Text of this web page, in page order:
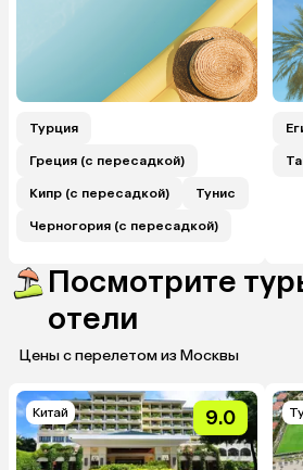
Турция
Греция (с пересадкой)
Кипр (с пересадкой) Тунис
Черногория (с пересадкой)
Посмотрите
отели
Цены с перелетом из Москвы
Китай 9.0